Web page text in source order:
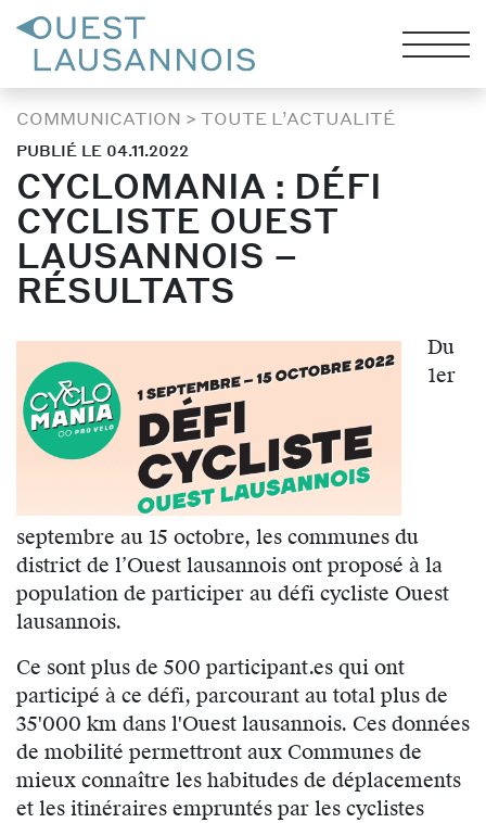
COMMUNICATION > TOUTE L’ACTUALITÉ
PUBLIÉ LE 04.11.2022
CYCLOMANIA : DÉFI
CYCLISTE OUEST
LAUSANNOIS –
RÉSULTATS
Du
1er
septembre au 15 octobre, les communes du
district de l’Ouest lausannois ont proposé à la
population de participer au défi cycliste Ouest
lausannois.
Ce sont plus de 500 participant.es qui ont
participé à ce défi, parcourant au total plus de
35'000 km dans l'Ouest lausannois. Ces données
de mobilité permettront aux Communes de
mieux connaître les habitudes de déplacements
et les itinéraires empruntés par les cyclistes